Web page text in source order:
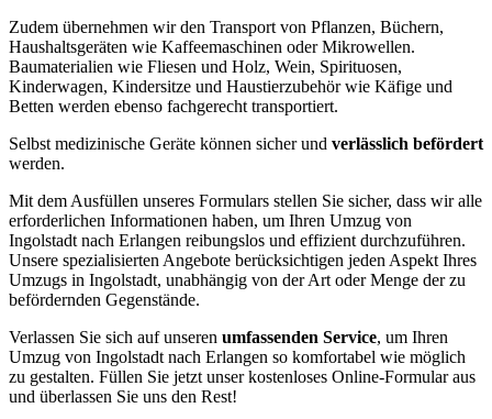
Zudem übernehmen wir den Transport von Pflanzen, Büchern,
Haushaltsgeräten wie Kaffeemaschinen oder Mikrowellen.
Baumaterialien wie Fliesen und Holz, Wein, Spirituosen,
Kinderwagen, Kindersitze und Haustierzubehör wie Käfige und
Betten werden ebenso fachgerecht transportiert.
Selbst medizinische Geräte können sicher und verlässlich befördert
werden.
Mit dem Ausfüllen unseres Formulars stellen Sie sicher, dass wir alle
erforderlichen Informationen haben, um Ihren Umzug von
Ingolstadt nach Erlangen reibungslos und effizient durchzuführen.
Unsere spezialisierten Angebote berücksichtigen jeden Aspekt Ihres
Umzugs in Ingolstadt, unabhängig von der Art oder Menge der zu
befördernden Gegenstände.
Verlassen Sie sich auf unseren umfassenden Service, um Ihren
Umzug von Ingolstadt nach Erlangen so komfortabel wie möglich
zu gestalten. Füllen Sie jetzt unser kostenloses Online-Formular aus
und überlassen Sie uns den Rest!